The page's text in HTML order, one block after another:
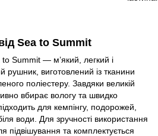
Sea to Summit
Summit — м’який, легкий і
рушник, виготовлений із тканини
поліестеру. Завдяки великій
вбирає вологу та швидко
для кемпінгу, подорожей,
води. Для зручності використання
підвішування та комплектується